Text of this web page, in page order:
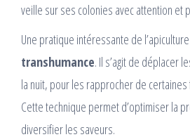
veille sur ses colonies avec attention et
Une pratique intéressante de
transhumance. Il s’agit de déplacer
la nuit, pour les rapprocher de
Cette technique permet d’optimiser la
diversifier les saveurs.